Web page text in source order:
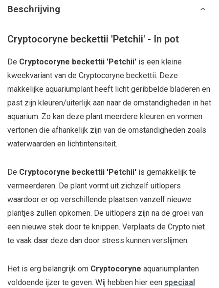
Beschrijving
Cryptocoryne beckettii 'Petchii' - In pot
De Cryptocoryne beckettii 'Petchii' is een kleine
kweekvariant van de Cryptocoryne beckettii. Deze
makkelijke aquariumplant heeft licht geribbelde bladeren en
past zijn kleuren/uiterlijk aan naar de omstandigheden in het
aquarium. Zo kan deze plant meerdere kleuren en vormen
vertonen die afhankelijk zijn van de omstandigheden zoals
waterwaarden en lichtintensiteit.
De Cryptocoryne beckettii 'Petchii' is gemakkelijk te
vermeerderen. De plant vormt uit zichzelf uitlopers
waardoor er op verschillende plaatsen vanzelf nieuwe
plantjes zullen opkomen. De uitlopers zijn na de groei van
een nieuwe stek door te knippen. Verplaats de Crypto niet
te vaak daar deze dan door stress kunnen verslijmen.
Het is erg belangrijk om Cryptocoryne aquariumplanten
voldoende ijzer te geven. Wij hebben hier een speciaal